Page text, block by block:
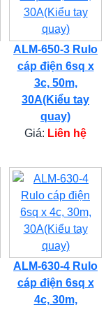
ALM-650-3 Rulo
cáp điện 6sq x
3c, 50m,
30A(Kiểu tay
quay)
Giá: Liên hệ
ALM-630-4 Rulo
cáp điện 6sq x
4c, 30m,